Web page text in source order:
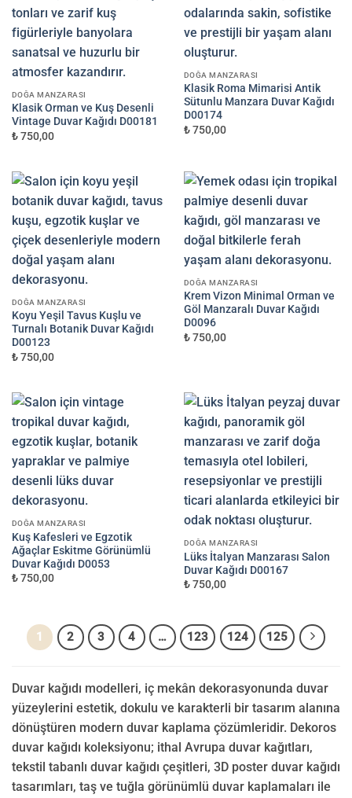
DOĞA MANZARASI
Klasik Orman ve Kuş Desenli
Vintage Duvar Kağıdı D00181
₺ 750,00
DOĞA MANZARASI
Klasik Roma Mimarisi Antik
Sütunlu Manzara Duvar Kağıdı
D00174
₺ 750,00
DOĞA MANZARASI
Koyu Yeşil Tavus Kuşlu ve
Turnalı Botanik Duvar Kağıdı
D00123
₺ 750,00
DOĞA MANZARASI
Krem Vizon Minimal Orman ve
Göl Manzaralı Duvar Kağıdı
D0096
₺ 750,00
DOĞA MANZARASI
Kuş Kafesleri ve Egzotik
Ağaçlar Eskitme Görünümlü
Duvar Kağıdı D0053
₺ 750,00
DOĞA MANZARASI
Lüks İtalyan Manzarası Salon
Duvar Kağıdı D00167
₺ 750,00
1 2 3 4 … 123 124 125
Duvar kağıdı modelleri, iç mekân dekorasyonunda duvar
yüzeylerini estetik, dokulu ve karakterli bir tasarım alanına
dönüştüren modern duvar kaplama çözümleridir. Dekoros
duvar kağıdı koleksiyonu; ithal Avrupa duvar kağıtları,
tekstil tabanlı duvar kağıdı çeşitleri, 3D poster duvar kağıdı
tasarımları, taş ve tuğla görünümlü duvar kaplamaları ile